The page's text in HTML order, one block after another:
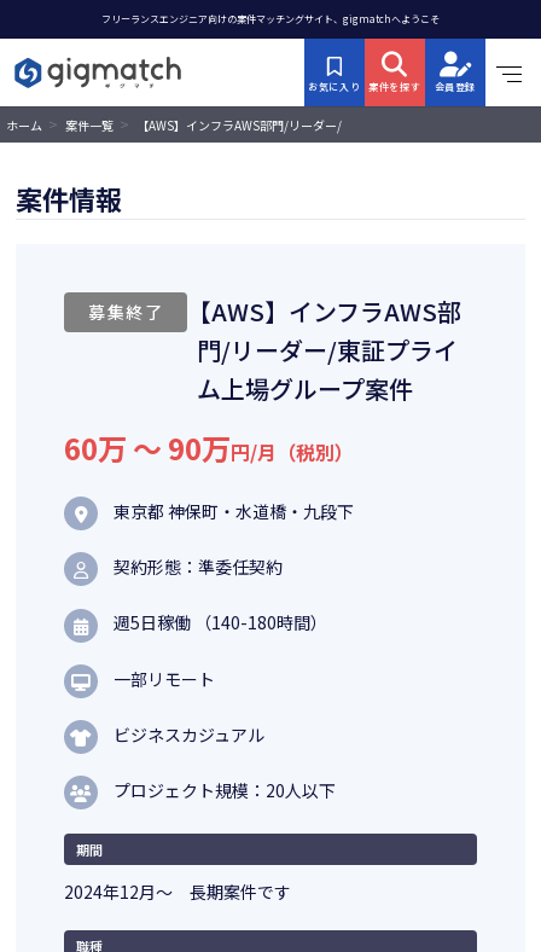
フリーランスエンジニア向けの案件マッチングサイト、gigmatchへようこそ
お気に入り 案件を探す 会員登録
ホーム > 案件一覧 >
【AWS】インフラAWS部門/リーダー/
案件情報
募集終了
【AWS】インフラAWS部
門/リーダー/東証プライ
ム上場グループ案件
60万 〜 90万円/月（税別）
東京都 神保町・水道橋・九段下
契約形態：準委任契約
週5日稼働 （140-180時間）
一部リモート
ビジネスカジュアル
プロジェクト規模：20人以下
期間
2024年12月～ 長期案件です
職種